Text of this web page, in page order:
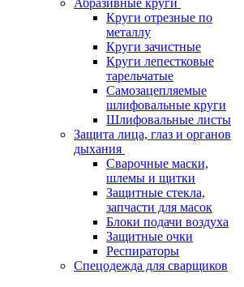
Абразивные круги
Круги отрезные по
металлу
Круги зачистные
Круги лепестковые
тарельчатые
Самозацепляемые
шлифовальные круги
Шлифовальные листы
Защита лица, глаз и органов
дыхания
Сварочные маски,
шлемы и щитки
Защитные стекла,
запчасти для масок
Блоки подачи воздуха
Защитные очки
Респираторы
Спецодежда для сварщиков